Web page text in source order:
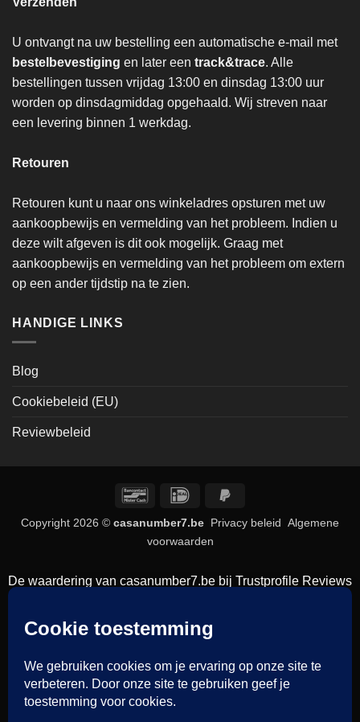
U ontvangt na uw bestelling een automatische e-mail met
bestelbevestiging en later een track&trace. Alle
bestellingen tussen vrijdag 13:00 en dinsdag 13:00 uur
worden op dinsdagmiddag opgehaald. Wij streven naar
een levering binnen 1 werkdag.
Retouren
Retouren kunt u naar ons winkeladres opsturen met uw
aankoopbewijs en vermelding van het probleem. Indien u
deze wilt afgeven is dit ook mogelijk. Graag met
aankoopbewijs en vermelding van het probleem om extern
op een ander tijdstip na te zien.
HANDIGE LINKS
Blog
Cookiebeleid (EU)
Reviewbeleid
BancontactIDeal
Copyright 2026 © casanumber7.be Privacy beleid Algemene
voorwaarden
De waardering van casanumber7.be bij Trustprofile Reviews